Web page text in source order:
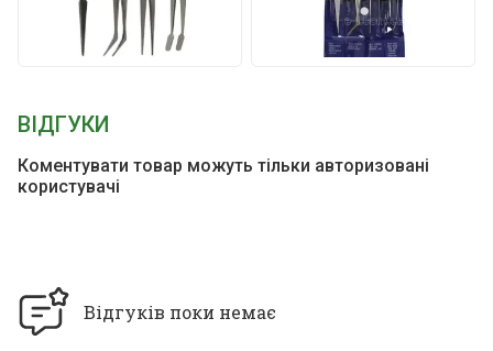
ВІДГУКИ
Коментувати товар можуть тільки авторизовані
користувачі
Відгуків поки немає